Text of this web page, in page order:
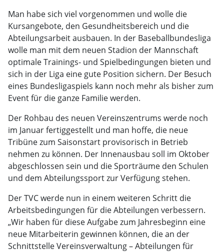
Man habe sich viel vorgenommen und wolle die
Kursangebote, den Gesundheitsbereich und die
Abteilungsarbeit ausbauen. In der Baseballbundesliga
wolle man mit dem neuen Stadion der Mannschaft
optimale Trainings- und Spielbedingungen bieten und
sich in der Liga eine gute Position sichern. Der Besuch
eines Bundesligaspiels kann noch mehr als bisher zum
Event für die ganze Familie werden.
Der Rohbau des neuen Vereinszentrums werde noch
im Januar fertiggestellt und man hoffe, die neue
Tribüne zum Saisonstart provisorisch in Betrieb
nehmen zu können. Der Innenausbau soll im Oktober
abgeschlossen sein und die Sporträume den Schulen
und dem Abteilungssport zur Verfügung stehen.
Der TVC werde nun in einem weiteren Schritt die
Arbeitsbedingungen für die Abteilungen verbessern.
„Wir haben für diese Aufgabe zum Jahresbeginn eine
neue Mitarbeiterin gewinnen können, die an der
Schnittstelle Vereinsverwaltung – Abteilungen für